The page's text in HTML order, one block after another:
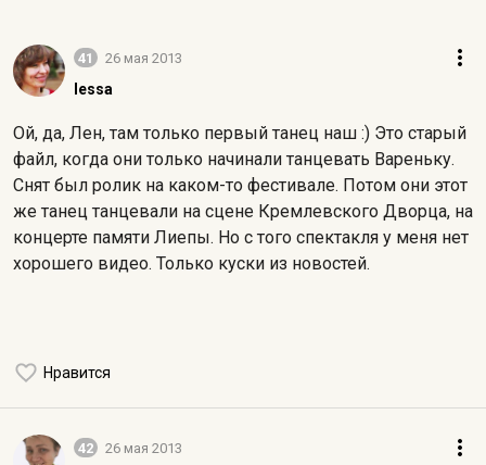
41 26 мая 2013
lessa
Ой, да, Лен, там только первый танец наш :) Это старый
файл, когда они только начинали танцевать Вареньку.
Снят был ролик на каком-то фестивале. Потом они этот
же танец танцевали на сцене Кремлевского Дворца, на
концерте памяти Лиепы. Но с того спектакля у меня нет
хорошего видео. Только куски из новостей.
Нравится
42 26 мая 2013